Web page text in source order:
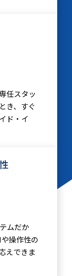
任スタッ
き、すぐ
ド・イ
ムだか
操作性の
えできま